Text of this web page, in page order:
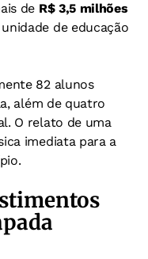
de R$ 3,5 milhões
de educação
82 alunos
além de quatro
O relato de uma
imediata para a